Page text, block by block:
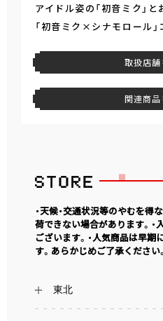
アイドル姿の「初音ミク」
「初音ミク×シナモロール」
取扱店舗
関連商品
・天候・交通状況等のやむを得
荷できない場合があります。
ございます。・人気商品は早
す。あらかじめご了承ください。
東北